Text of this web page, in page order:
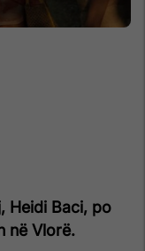
Heidi Baci, po
në Vlorë.